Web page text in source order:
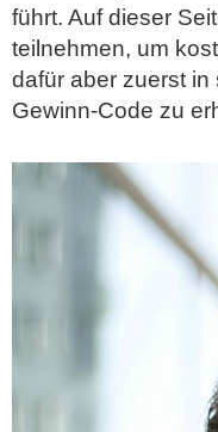
führt. Auf dieser
teilnehmen, um
dafür aber zuerst
Gewinn-Code zu